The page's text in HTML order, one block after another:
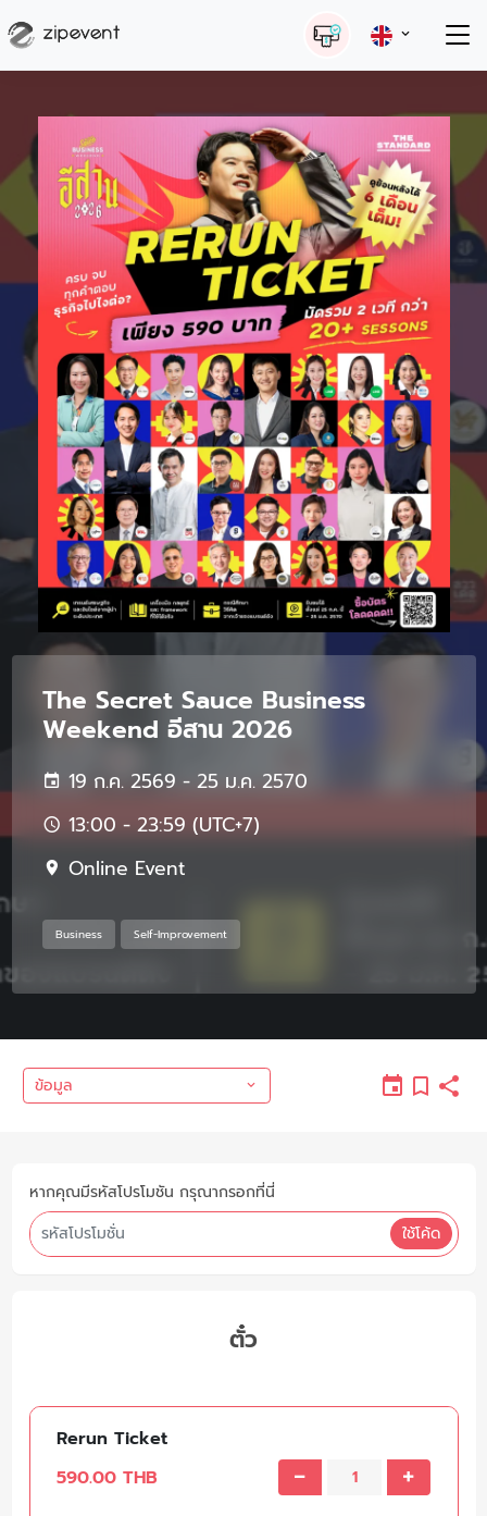
The Secret Sauce Business
Weekend อีสาน 2026
19 ก.ค. 2569 - 25 ม.ค. 2570
13:00 - 23:59 (UTC+7)
Online Event
Business Self-Improvement
ข้อมูล
หากคุณมีรหัสโปรโมชัน กรุณากรอกที่นี่
ใช้โค้ด
ตั๋ว
Rerun Ticket
590.00 THB